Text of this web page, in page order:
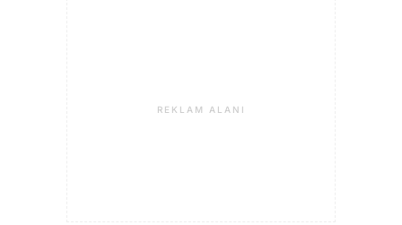
REKLAM ALANI